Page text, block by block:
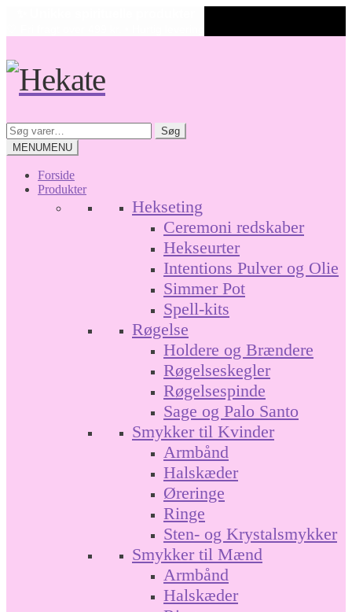
navigation
indhold
Søg
efter:
Søg
MENUMENU
Forside
Produkter
Hekseting
Ceremoni redskaber
Hekseurter
Intentions Pulver og Olie
Simmer Pot
Spell-kits
Røgelse
Holdere og Brændere
Røgelseskegler
Røgelsespinde
Sage og Palo Santo
Smykker til Kvinder
Armbånd
Halskæder
Øreringe
Ringe
Sten- og Krystalsmykker
Smykker til Mænd
Armbånd
Halskæder